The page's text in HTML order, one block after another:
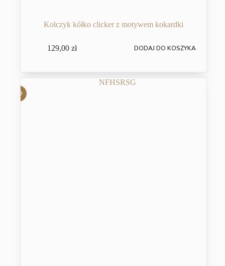
Kolczyk kółko clicker z motywem kokardki
129,00zł DODAJ DO KOSZYKA